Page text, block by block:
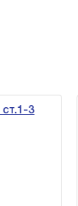
3